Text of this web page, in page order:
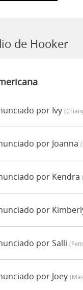
de Hooker
por Ivy
por Joanna
por Kendra
por
por Salli
por Joey